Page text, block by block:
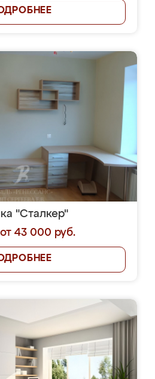
"Сталкер"
43 000 руб.